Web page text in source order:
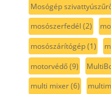
Mosógép
mosószerfedél (2)
mosószárítógép(1)
motorvédő(9)
multi mixer(6)